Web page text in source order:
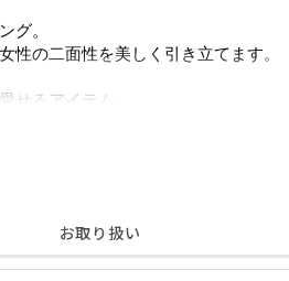
グ。
性の二面性を美しく引き立てます。
せるアイテム。
のフォーマルまで幅広く活躍します。
お取り扱い